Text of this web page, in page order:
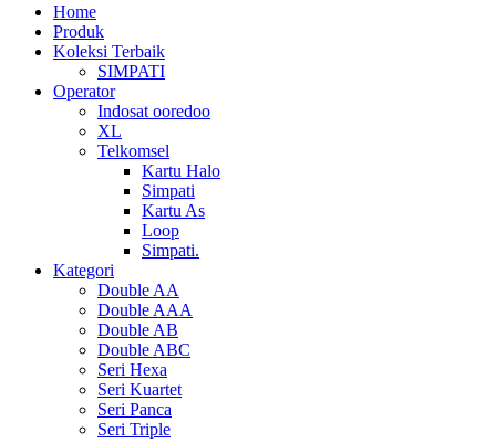
Home
Produk
Koleksi Terbaik
SIMPATI
Operator
Indosat ooredoo
XL
Telkomsel
Kartu Halo
Simpati
Kartu As
Loop
Simpati.
Kategori
Double AA
Double AAA
Double AB
Double ABC
Seri Hexa
Seri Kuartet
Seri Panca
Seri Triple